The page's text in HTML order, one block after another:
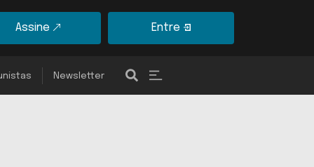
Assine Entre
Newsletter